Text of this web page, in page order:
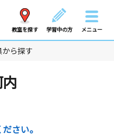
教室を探す 学習中の方 メニュー
ら探す
さい。